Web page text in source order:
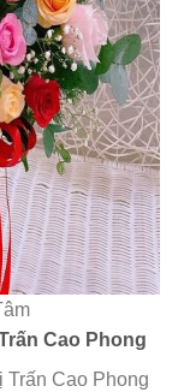
Cao Phong
Cao Phong